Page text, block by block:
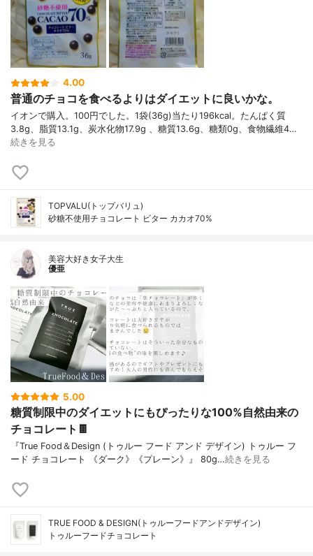
4.00
普通のチョコを食べるよりはダイエットに良いかな。
イオンで購入。100円でした。1袋(36g)当たり196kcal。たんぱく質
3.8g、脂質13.1g、炭水化物17.9g 、糖質13.6g、糖類0g、食物繊維4…
続きを見る
TOPVALU(トップバリュ)
砂糖不使用チョコレート ビター カカオ70%
美容大好き女子大生
優亜
5.00
糖質制限中のダイエットにもぴったりな100%自然由来の
チョコレート🍫
『True Food＆Design (トゥルー フード アンド デザイン) トゥルー フ
ード チョコレート 《ダーク》《プレーン》』 80g…続きを見る
TRUE FOOD & DESIGN(トゥルーフードアンドデザイン)
トゥルーフードチョコレート